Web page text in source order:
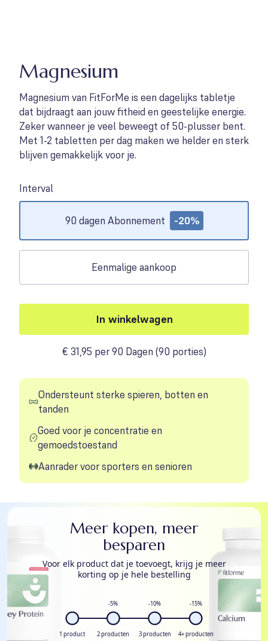
Magnesium
Magnesium van FitForMe is een dagelijks tabletje
dat bijdraagt aan jouw fitheid en geestelijke energie.
Zeker wanneer je veel beweegt of 50-plusser bent.
Met 1-2 tabletten per dag maken we helder en sterk
blijven gemakkelijk voor je.
Interval
Options
90 dagen Abonnement -20%
Eenmalige aankoop
In winkelwagen
€ 31,95 per 90 Dagen (90 porties)
Ondersteunt sterke spieren, botten en
tanden
Goed voor je concentratie en
gemoedstoestand
Aanrader voor sporters en senioren
Meer kopen, meer
besparen
Voor elk product dat je toevoegt, krijg je meer
korting op je hele bestelling
1 product
-5%
2 producten
-10%
3 producten
-15%
4+ producten